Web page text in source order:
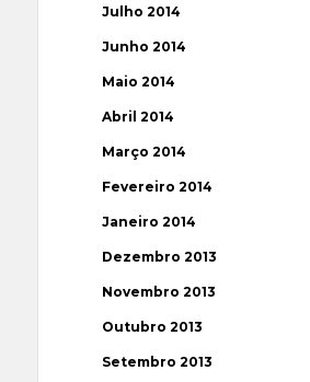
Julho 2014
Junho 2014
Maio 2014
Abril 2014
Março 2014
Fevereiro 2014
Janeiro 2014
Dezembro 2013
Novembro 2013
Outubro 2013
Setembro 2013